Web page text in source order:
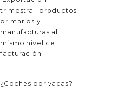
trimestral: productos
primarios y
manufacturas al
mismo nivel de
facturación
¿Coches por vacas?